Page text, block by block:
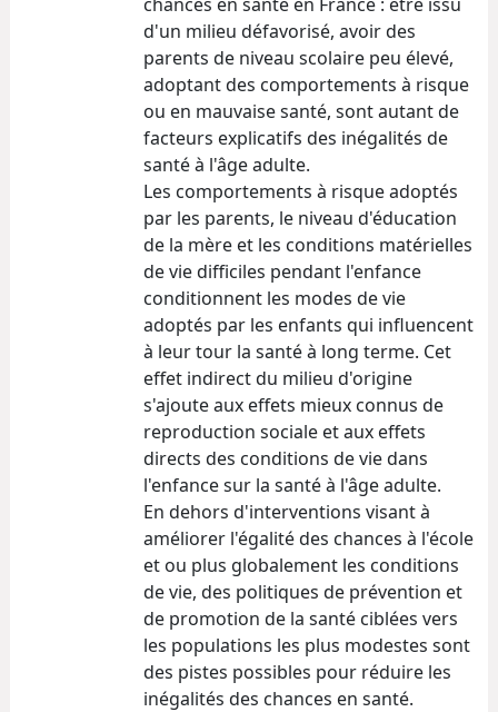
d'un milieu défavorisé, avoir des
parents de niveau scolaire peu élevé,
adoptant des comportements à risque
ou en mauvaise santé, sont autant de
facteurs explicatifs des inégalités de
santé à l'âge adulte.
Les comportements à risque adoptés
par les parents, le niveau d'éducation
de la mère et les conditions matérielles
de vie difficiles pendant l'enfance
conditionnent les modes de vie
adoptés par les enfants qui influencent
à leur tour la santé à long terme. Cet
effet indirect du milieu d'origine
s'ajoute aux effets mieux connus de
reproduction sociale et aux effets
directs des conditions de vie dans
l'enfance sur la santé à l'âge adulte.
En dehors d'interventions visant à
améliorer l'égalité des chances à l'école
et ou plus globalement les conditions
de vie, des politiques de prévention et
de promotion de la santé ciblées vers
les populations les plus modestes sont
des pistes possibles pour réduire les
inégalités des chances en santé.